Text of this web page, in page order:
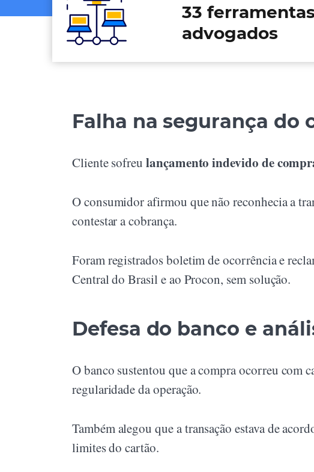
33
advogados
Falha na segurança do
Cliente sofreulançamento indevido de
O consumidor afirmou que não reconhecia a
contestar a cobrança.
Foram registrados boletim de ocorrência e
Central do Brasil e ao Procon, sem solução.
Defesa do banco e
O banco sustentou que a compra ocorreu com
regularidade da operação.
Também alegou que a transação estava de
limites do cartão.